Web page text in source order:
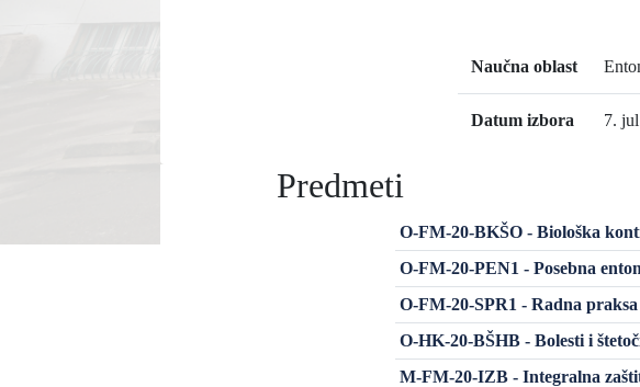
Naučna oblast
Datum izbora 7.
Predmeti
O-FM-20-BKŠO - Biološka
O-FM-20-PEN1 - Posebna
O-FM-20-SPR1 - Radna praksa
O-HK-20-BŠHB - Bolesti i
M-FM-20-IZB - Integralna